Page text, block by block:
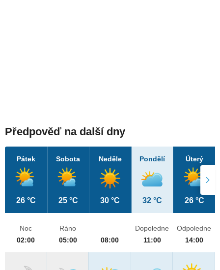
Předpověď na další dny
Pátek
26 °C
Sobota
25 °C
Neděle
30 °C
Pondělí
32 °C
Úterý
26 °C
Noc
02:00
Ráno
05:00
08:00
Dopoledne
11:00
Odpoledne
14:00